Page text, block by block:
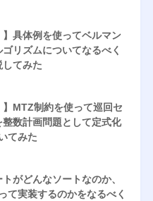
】具体例を使ってベルマン
リズムについてなるべく
てみた
】MTZ制約を使って巡回セ
数計画問題として定式化
てみた
がどんなソートなのか、
て実装するのかをなるべく